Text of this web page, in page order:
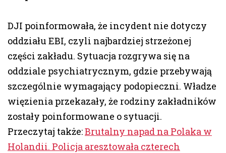
DJI poinformowała, że incydent nie dotyczy
oddziału EBI, czyli najbardziej strzeżonej
części zakładu. Sytuacja rozgrywa się na
oddziale psychiatrycznym, gdzie przebywają
szczególnie wymagający podopieczni. Władze
więzienia przekazały, że rodziny zakładników
zostały poinformowane o sytuacji.
Przeczytaj także:Brutalny napad na Polaka w
Holandii. Policja aresztowała czterech